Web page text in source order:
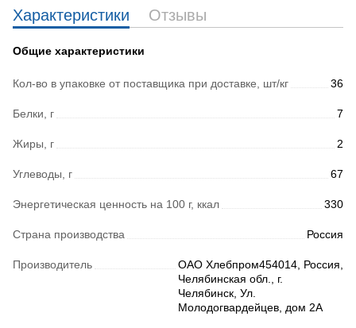
Характеристики Отзывы
Общие характеристики
Кол-во в упаковке от поставщика при доставке, шт/кг 36
Белки, г 7
Жиры, г 2
Углеводы, г 67
Энергетическая ценность на 100 г, ккал 330
Страна производства Россия
Производитель
ОАО Хлебпром454014, Россия,
Челябинская обл., г.
Челябинск, Ул.
Молодогвардейцев, дом 2А